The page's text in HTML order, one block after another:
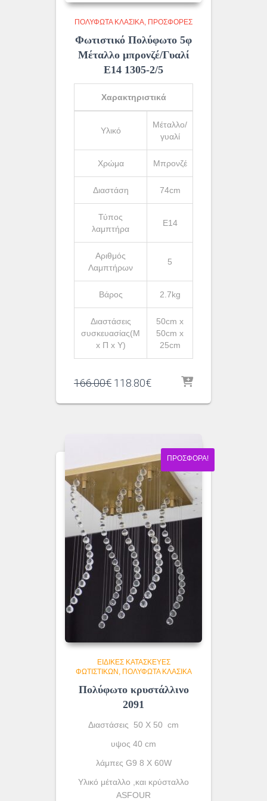
ΠΟΛΥΦΩΤΑ ΚΛΑΣΙΚΆ ΠΡΟΣΦΟΡΕΣ
Φωτιστικό Πολύφωτο 5φ
Μέταλλο μπρονζέ/Γυαλί
Ε14 1305-2/5
Χαρακτηριστικά
Υλικό
Μέταλλο/
γυαλί
Χρώμα Μπρονζέ
Διαστάση 74cm
Τύπος
λαμπτήρα
Ε14
Αριθμός
Λαμπτήρων
5
Βάρος 2.7kg
Διαστάσεις
συσκευασίας(Μ
x Π x Υ)
50cm x
50cm x
25cm
166.00€ Original
was:
118.80€Η
τιμή
ΠΡΟΣΦΟΡΆ!
ΕΙΔΙΚΈΣ ΚΑΤΑΣΚΕΥΈΣ
ΦΩΤΙΣΤΙΚΏΝ ΠΟΛΥΦΩΤΑ ΚΛΑΣΙΚΆ
Πολύφωτο κρυστάλλινο
2091
Διαστάσεις 50 Χ 50 cm
υψος 40 cm
λάμπες G9 8 X 60W
Υλικό μέταλλο ,και κρύσταλλο
ASFOUR